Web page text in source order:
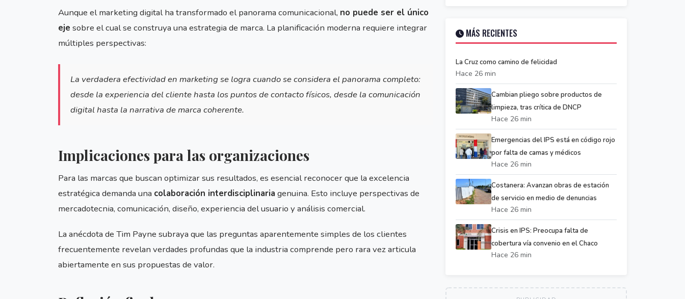
Aunque el marketing digital ha transformado el panorama comunicacional, no puede ser el único
eje sobre el cual se construya una estrategia de marca. La planificación moderna requiere integrar
múltiples perspectivas:
La verdadera efectividad en marketing se logra cuando se considera el panorama completo:
desde la experiencia del cliente hasta los puntos de contacto físicos, desde la comunicación
digital hasta la narrativa de marca coherente.
Implicaciones para las organizaciones
Para las marcas que buscan optimizar sus resultados, es esencial reconocer que la excelencia
estratégica demanda una colaboración interdisciplinaria genuina. Esto incluye perspectivas de
mercadotecnia, comunicación, diseño, experiencia del usuario y análisis comercial.
La anécdota de Tim Payne subraya que las preguntas aparentemente simples de los clientes
frecuentemente revelan verdades profundas que la industria comprende pero rara vez articula
abiertamente en sus propuestas de valor.
MÁS RECIENTES
La Cruz como camino de felicidad
Hace 26 min
Cambian pliego sobre productos de
limpieza, tras crítica de DNCP
Hace 26 min
Emergencias del IPS está en código rojo
por falta de camas y médicos
Hace 26 min
Costanera: Avanzan obras de estación
de servicio en medio de denuncias
Hace 26 min
Crisis en IPS: Preocupa falta de
cobertura vía convenio en el Chaco
Hace 26 min